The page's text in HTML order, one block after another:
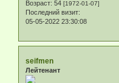
Возраст: 54 [1972-01-07]
Последний визит:
05-05-2022 23:30:08
seifmen
Лейтенант